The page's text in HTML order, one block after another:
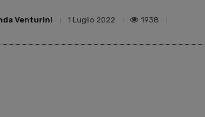
Venturini 1 Luglio 2022 1938